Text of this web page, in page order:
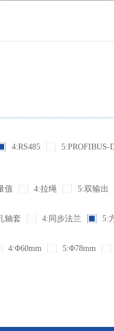
4:RS485 5:PROFIBUS-
值 4:拉绳 5:双输出
轴套 4:同步法兰 5:
4:Φ60mm 5:Φ78mm